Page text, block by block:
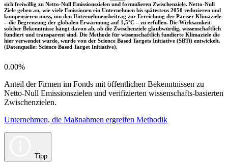
sich freiwillig zu Netto-Null Emissionszielen und formulieren Zwischenziele. Netto-Null
Ziele geben an, wie viele Emissionen ein Unternehmen bis spätestens 2050 reduzieren und
kompensieren muss, um den Unternehmensbeitrag zur Erreichung der Pariser Klimaziele
– die Begrenzung der globalen Erwärmung auf 1,5°C – zu erfüllen. Die Wirksamkeit
solcher Bekenntnisse hängt davon ab, ob die Zwischenziele glaubwürdig, wissenschaftlich
fundiert und transparent sind. Die Methode für wissenschaftlich fundierte Klimaziele die
hier verwendet wurde, wurde von der Science Based Targets Initiative (SBTi) entwickelt.
(Datenquelle: Science Based Target Initiative).
0.00%
Anteil der Firmen im Fonds mit öffentlichen Bekenntnissen zu
Netto-Null Emissionszielen und verifizierten wissenschafts-basierten
Zwischenzielen.
Unternehmen, die Maßnahmen ergreifen Methodik
Tipp